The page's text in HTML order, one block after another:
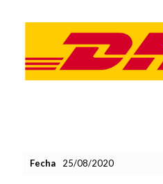
Fecha 25/08/2020